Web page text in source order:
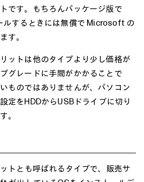
です。もちろんパッケージ版で
ルするときには無償で Microsoft の
す。
ットは他のタイプより少し価格が
グレードに手間がかかることで
ものではありませんが、パソコン
定をHDDからUSBドライブに切り
。
トとも呼ばれるタイプで、販売サ